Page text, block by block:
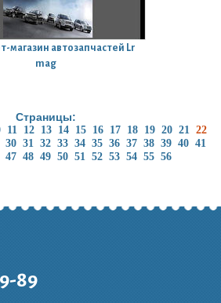
магазин автозапчастей Lr
mag
Страницы:
11 12 13 14 15 16 17 18 19 20 21 22
30 31 32 33 34 35 36 37 38 39 40 41
47 48 49 50 51 52 53 54 55 56
89